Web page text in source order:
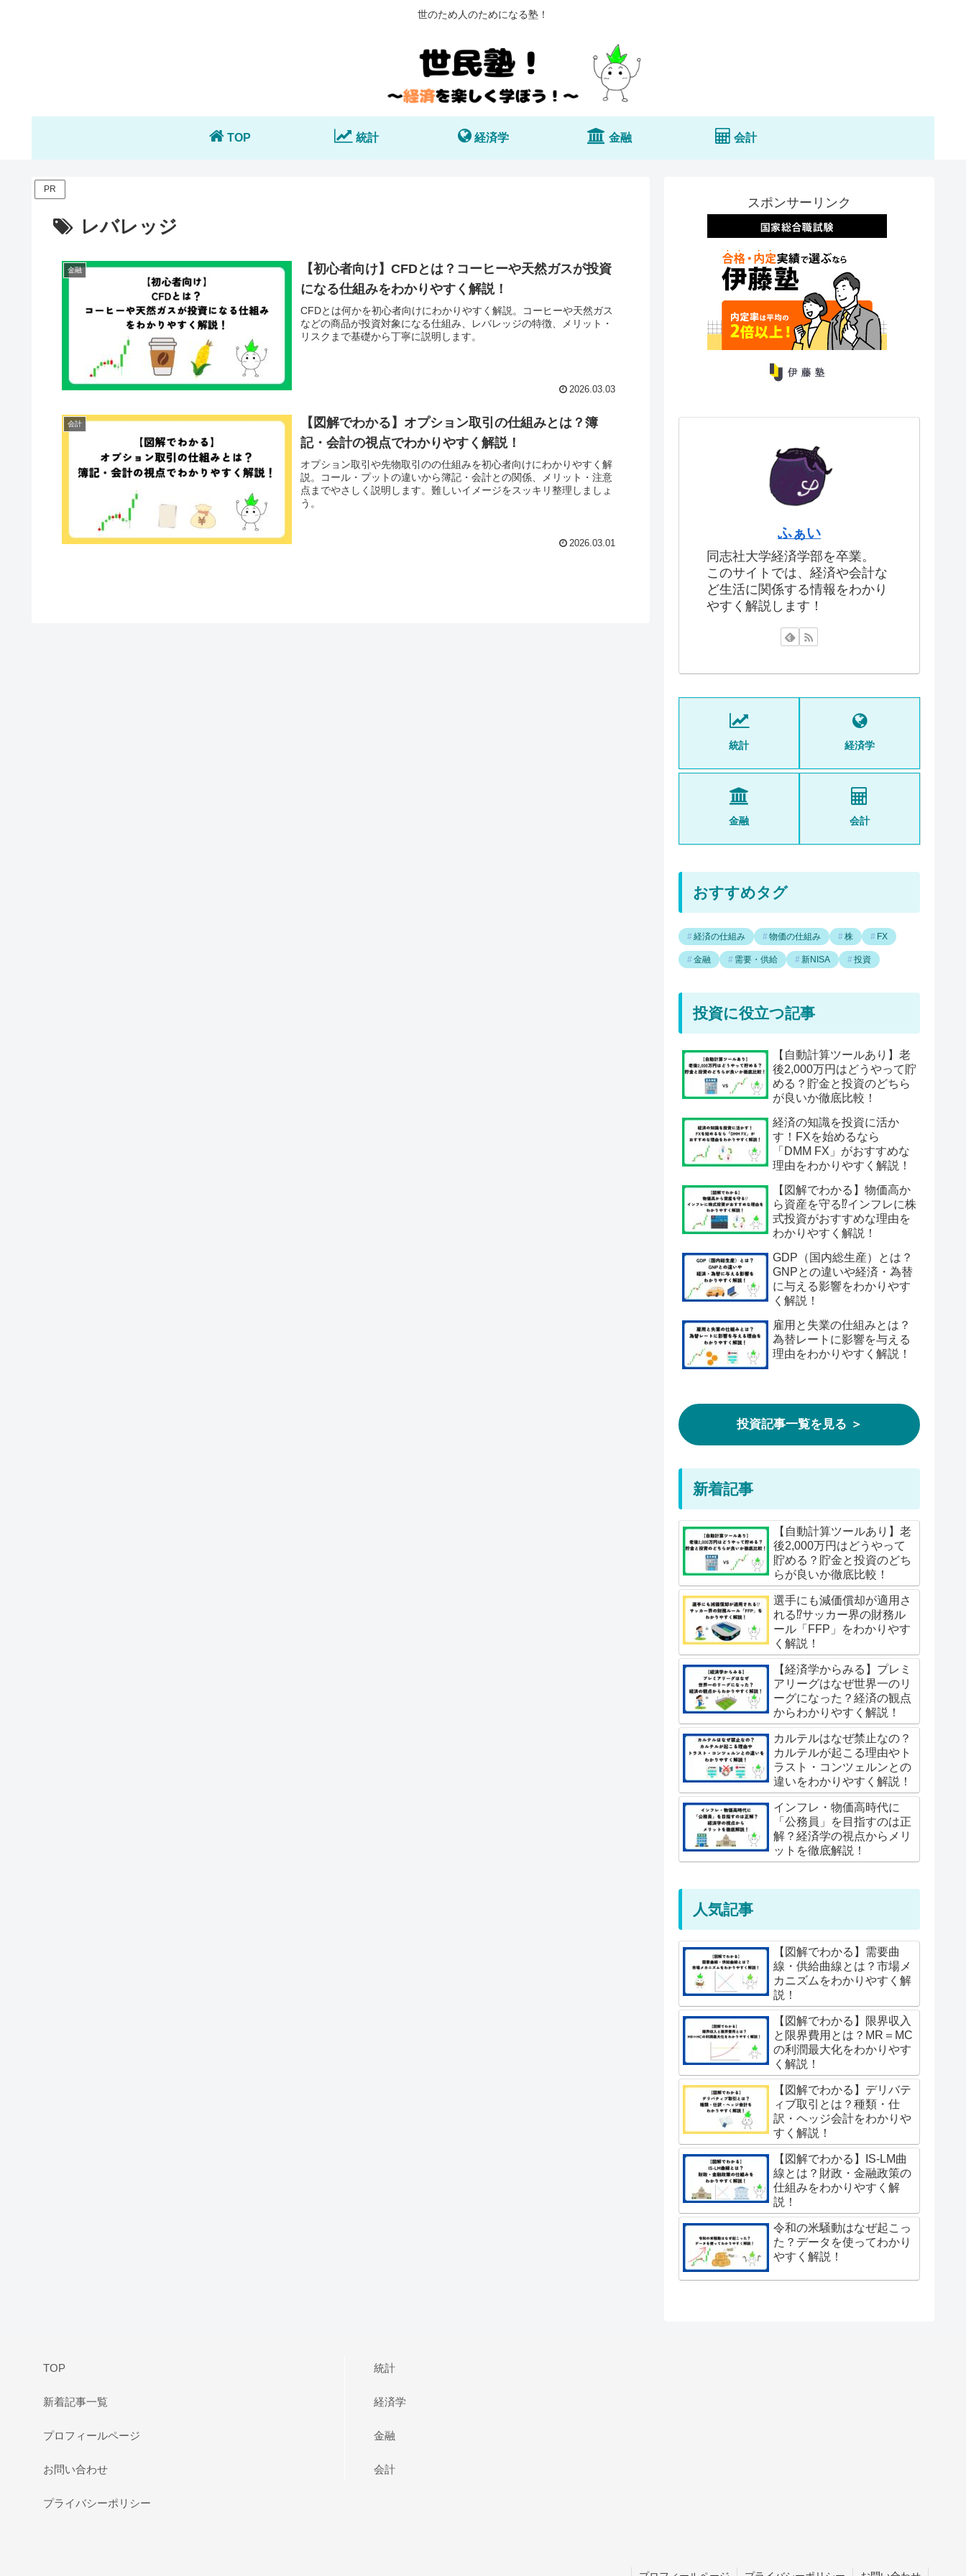
世のため人のためになる塾！
TOP 統計 経済学 金融 会計
PR
レバレッジ
金融
【初心者向け】CFDとは？コーヒーや天然ガスが投資
になる仕組みをわかりやすく解説！
CFDとは何かを初心者向けにわかりやすく解説。コーヒーや天然ガス
などの商品が投資対象になる仕組み、レバレッジの特徴、メリット・
リスクまで基礎から丁寧に説明します。
2026.03.03
会計
【図解でわかる】オプション取引の仕組みとは？簿
記・会計の視点でわかりやすく解説！
オプション取引や先物取引のの仕組みを初心者向けにわかりやすく解
説。コール・プットの違いから簿記・会計との関係、メリット・注意
点までやさしく説明します。難しいイメージをスッキリ整理しましょ
う。
2026.03.01
スポンサーリンク
ふぁい
同志社大学経済学部を卒業。
このサイトでは、経済や会計な
ど生活に関係する情報をわかり
やすく解説します！
統計 経済学
金融 会計
おすすめタグ
経済の仕組み 物価の仕組み 株 FX
金融 需要・供給 新NISA 投資
投資に役立つ記事
【自動計算ツールあり】老
後2,000万円はどうやって貯
める？貯金と投資のどちら
が良いか徹底比較！
経済の知識を投資に活か
す！FXを始めるなら
「DMM FX」がおすすめな
理由をわかりやすく解説！
【図解でわかる】物価高か
ら資産を守る⁉︎インフレに株
式投資がおすすめな理由を
わかりやすく解説！
GDP（国内総生産）とは？
GNPとの違いや経済・為替
に与える影響をわかりやす
く解説！
雇用と失業の仕組みとは？
為替レートに影響を与える
理由をわかりやすく解説！
投資記事一覧を見る ＞
新着記事
【自動計算ツールあり】老
後2,000万円はどうやって
貯める？貯金と投資のどち
らが良いか徹底比較！
選手にも減価償却が適用さ
れる⁉︎サッカー界の財務ル
ール「FFP」をわかりやす
く解説！
【経済学からみる】プレミ
アリーグはなぜ世界一のリ
ーグになった？経済の観点
からわかりやすく解説！
カルテルはなぜ禁止なの？
カルテルが起こる理由やト
ラスト・コンツェルンとの
違いをわかりやすく解説！
インフレ・物価高時代に
「公務員」を目指すのは正
解？経済学の視点からメリ
ットを徹底解説！
人気記事
【図解でわかる】需要曲
線・供給曲線とは？市場メ
カニズムをわかりやすく解
説！
【図解でわかる】限界収入
と限界費用とは？MR＝MC
の利潤最大化をわかりやす
く解説！
【図解でわかる】デリバテ
ィブ取引とは？種類・仕
訳・ヘッジ会計をわかりや
すく解説！
【図解でわかる】IS-LM曲
線とは？財政・金融政策の
仕組みをわかりやすく解
説！
令和の米騒動はなぜ起こっ
た？データを使ってわかり
やすく解説！
TOP
新着記事一覧
プロフィールページ
お問い合わせ
プライバシーポリシー
統計
経済学
金融
会計